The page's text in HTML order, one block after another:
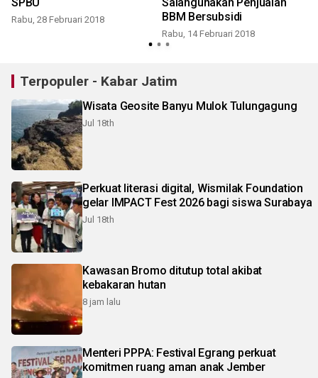
Rabu, 28 Februari 2018
BBM Bersubsidi
Rabu, 14 Februari 2018
Terpopuler - Kabar Jatim
Wisata Geosite Banyu Mulok Tulungagung
Jul 18th
Perkuat literasi digital, Wismilak Foundation
gelar IMPACT Fest 2026 bagi siswa Surabaya
Jul 18th
Kawasan Bromo ditutup total akibat
kebakaran hutan
8 jam lalu
Menteri PPPA: Festival Egrang perkuat
komitmen ruang aman anak Jember